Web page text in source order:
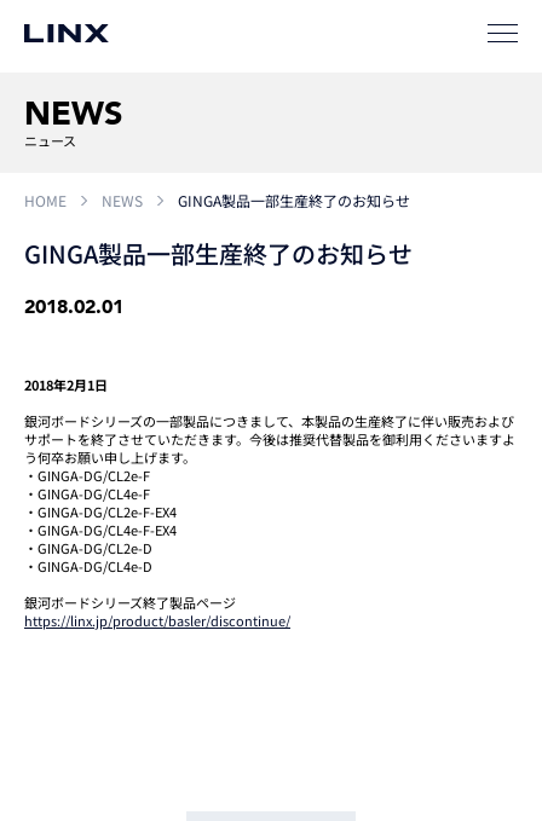
SIパートナー
サポート
新卒採用 中途採用
NEWS
ニュース
HOME NEWS GINGA製品一部生産終了のお知らせ
GINGA製品一部生産終了のお知らせ
2018.02.01
2018年2月1日
銀河ボードシリーズの一部製品につきまして、本製品の生産終了に伴い販売および
サポートを終了させていただきます。今後は推奨代替製品を御利用くださいますよ
う何卒お願い申し上げます。
・GINGA-DG/CL2e-F
・GINGA-DG/CL4e-F
・GINGA-DG/CL2e-F-EX4
・GINGA-DG/CL4e-F-EX4
・GINGA-DG/CL2e-D
・GINGA-DG/CL4e-D
銀河ボードシリーズ終了製品ページ
https://linx.jp/product/basler/discontinue/